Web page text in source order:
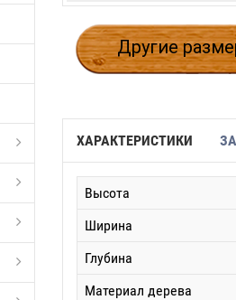
Другие
ХАРАКТЕРИСТИКИ
Высота
Ширина
Глубина
Материал дерева